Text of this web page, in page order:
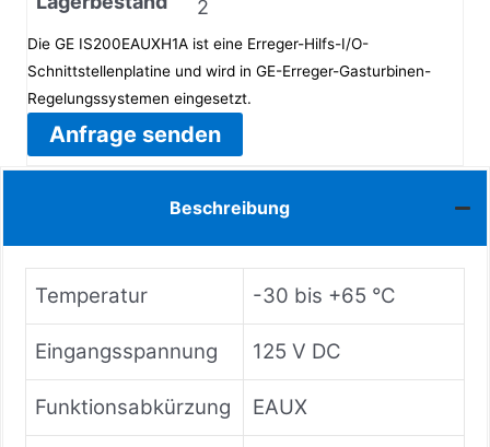
2
Die GE IS200EAUXH1A ist eine Erreger-Hilfs-I/O-
Schnittstellenplatine und wird in GE-Erreger-Gasturbinen-
Regelungssystemen eingesetzt.
Anfrage senden
Beschreibung
Temperatur -30 bis +65 °C
Eingangsspannung 125 V DC
Funktionsabkürzung EAUX